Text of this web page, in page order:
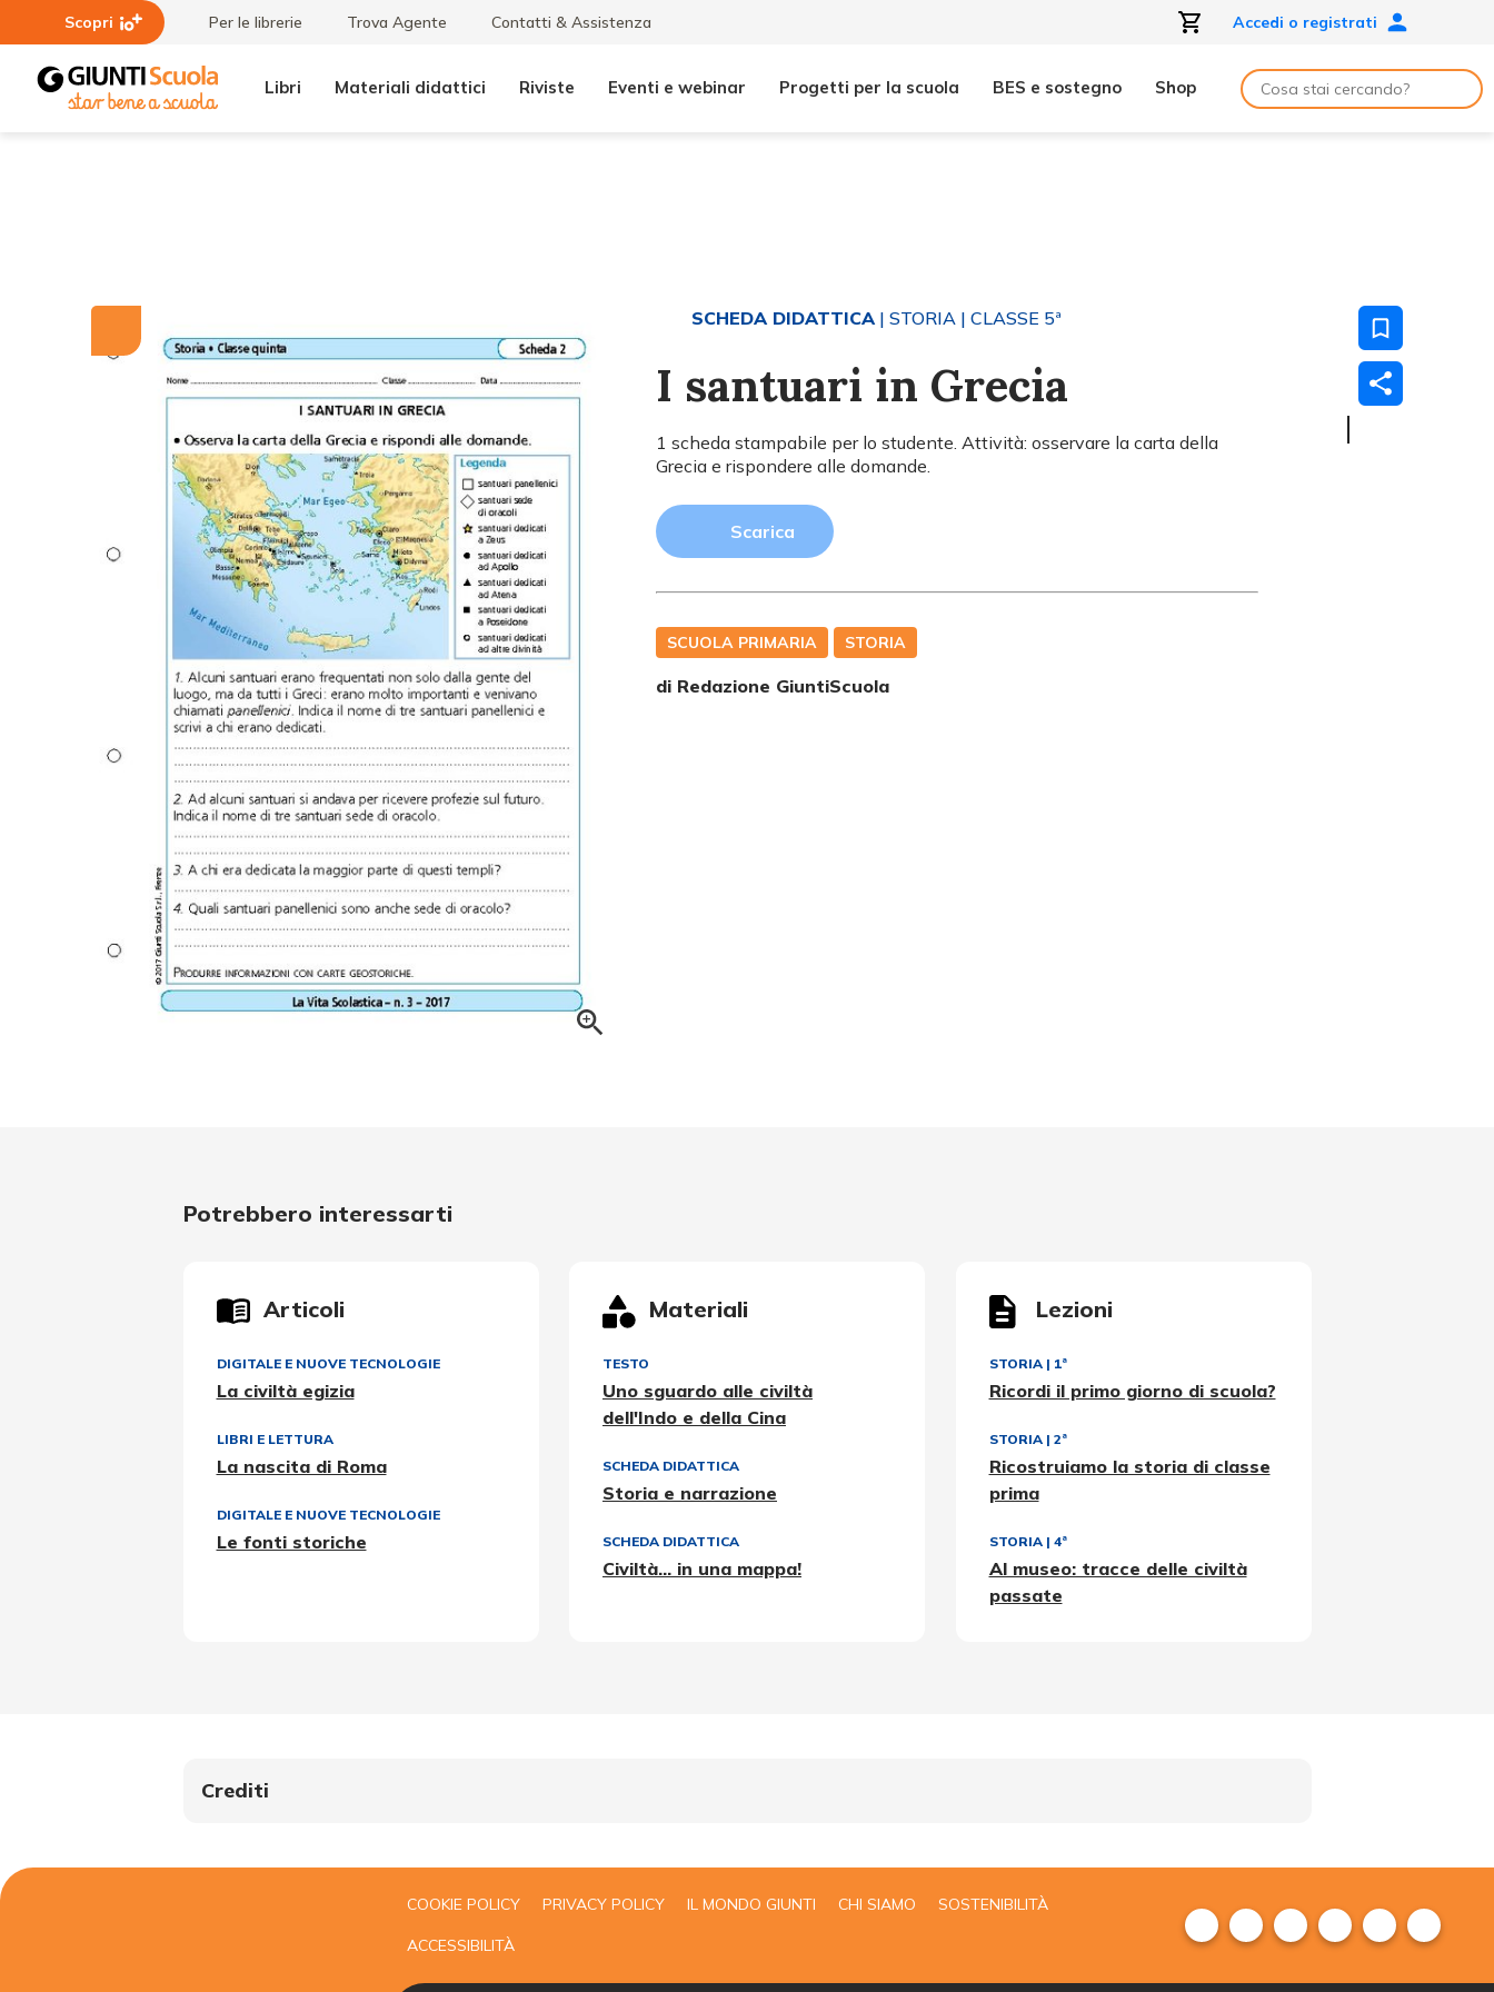
Scopri Per le librerie Trova Agente Contatti & Assistenza Accedi o registrati
Libri Materiali didattici Riviste Eventi e webinar Progetti per la scuola BES e sostegno Shop
SCHEDA DIDATTICA| STORIA | CLASSE 5ª
I santuari in Grecia
1 scheda stampabile per lo studente. Attività: osservare la carta della
Grecia e rispondere alle domande.
Scarica
SCUOLA PRIMARIA STORIA
di Redazione GiuntiScuola
Potrebbero interessarti
Articoli
DIGITALE E NUOVE TECNOLOGIE
La civiltà egizia
LIBRI E LETTURA
La nascita di Roma
DIGITALE E NUOVE TECNOLOGIE
Le fonti storiche
Materiali
TESTO
Uno sguardo alle civiltà
dell'Indo e della Cina
SCHEDA DIDATTICA
Storia e narrazione
SCHEDA DIDATTICA
Civiltà... in una mappa!
Lezioni
STORIA| 1ª
Ricordi il primo giorno di scuola?
STORIA| 2ª
Ricostruiamo la storia di classe
prima
STORIA| 4ª
Al museo: tracce delle civiltà
passate
Crediti
COOKIE POLICY PRIVACY POLICY IL MONDO GIUNTI CHI SIAMO SOSTENIBILITÀ
ACCESSIBILITÀ